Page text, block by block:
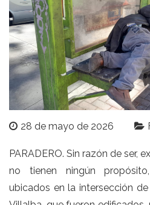
28 de mayo de 2026
PARADERO. Sin razón de ser,
no tienen ningún
ubicados en la intersección